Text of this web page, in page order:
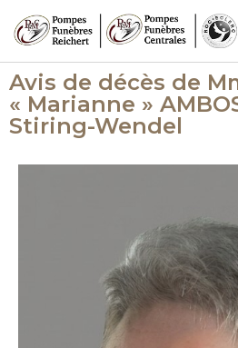
Avis de décès de
« Marianne »
Stiring-Wendel